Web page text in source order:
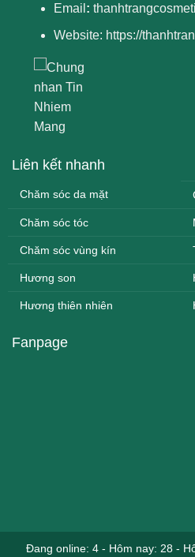
Email :
Website: https://
Liên kết nhanh
Chăm sóc da mặt
Chăm sóc tóc
Chăm sóc vùng kín
Hương son
Hương thiên nhiên
Fanpage
Đang online: 4- Hôm nay: 28 -